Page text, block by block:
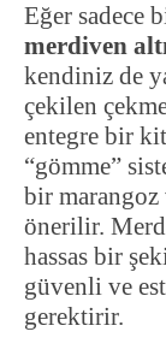
Eğer sadece
merdiven
kendiniz de
çekilen
entegre bir
“gömme”
bir marangoz
önerilir.
hassas bir
güvenli ve
gerektirir.